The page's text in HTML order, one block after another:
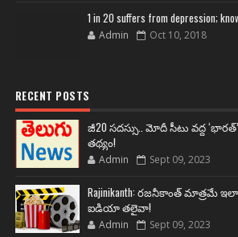
1 in 20 suffers from depression;
Admin Oct 10, 2018
RECENT POSTS
జీ20 సదస్సు.. మోదీ సీటు వద్ద
తథ్యం!
Admin Sept 09, 2023
Rajinikanth: రజనీకాంత్
ఐడియా తలైవా!
Admin Sept 09, 2023